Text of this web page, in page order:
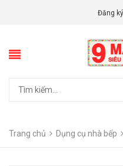
Đăng ký
Trang chủ Dụng cụ nhà bếp